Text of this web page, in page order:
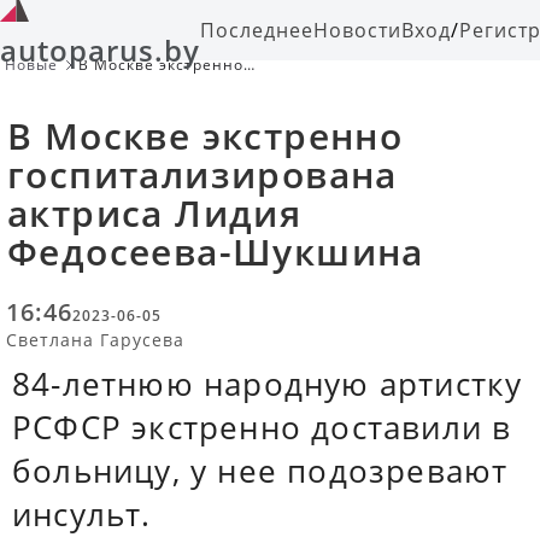
autoparus.byПоследнееНовостиВход/
Новые
В Москве экстренно
В Москве экстренно
госпитализирована
актриса Лидия
Федосеева-Шукшина
16:462023-06-05
Светлана Гарусева
84-летнюю народную артистку
РСФСР экстренно доставили в
больницу, у нее подозревают
инсульт.